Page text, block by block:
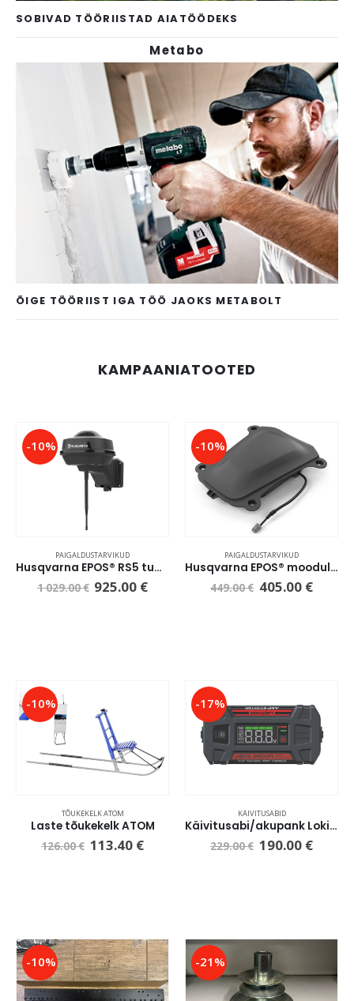
SOBIVAD TÖÖRIISTAD AIATÖÖDEKS
Metabo
ÕIGE TÖÖRIIST IGA TÖÖ JAOKS METABOLT
KAMPAANIATOOTED
-10%
PAIGALDUSTARVIKUD
Husqvarna EPOS® RS5 tugijaam
1 029.00€ 925.00 €
-10%
PAIGALDUSTARVIKUD
Husqvarna EPOS® moodul Nera 320/430X/450X
449.00€ 405.00 €
-10%
TÕUKEKELK ATOM
Laste tõukekelk ATOM
126.00€ 113.40 €
-17%
KÄIVITUSABID
Käivitusabi/akupank Lokithor Lithium Booster J401X 12V 2500A 74Wh
229.00€ 190.00 €
-10% -21%